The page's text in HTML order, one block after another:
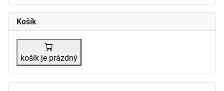
Košík
košík je prázdný